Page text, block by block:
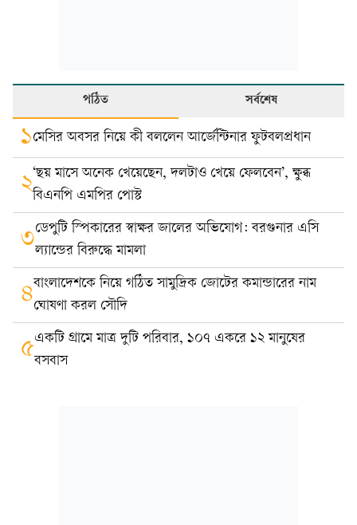
পঠিত সর্বশেষ
১মেসির অবসর নিয়ে কী বললেন আর্জেন্টিনার ফুটবলপ্রধান
২‘ছয় মাসে অনেক খেয়েছেন, দলটাও খেয়ে ফেলবেন’, ক্ষুব্ধ
বিএনপি এমপির পোস্ট
৩ডেপুটি স্পিকারের স্বাক্ষর জালের অভিযোগ: বরগুনার এসি
ল্যান্ডের বিরুদ্ধে মামলা
৪বাংলাদেশকে নিয়ে গঠিত সামুদ্রিক জোটের কমান্ডারের নাম
ঘোষণা করল সৌদি
৫একটি গ্রামে মাত্র দুটি পরিবার, ১০৭ একরে ১২ মানুষের
বসবাস